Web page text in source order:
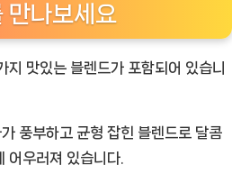
만나보세요
지 맛있는 블렌드가 포함되어 있습니
풍부하고 균형 잡힌 블렌드로 달콤
어우러져 있습니다.